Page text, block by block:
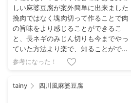
しい麻婆豆腐が案外簡単に出来ました
挽肉ではなく塊肉切って作ることで肉
の旨味をより感じることができるこ
と、長ネギのみじん切りも今までやっ
ていた方法より楽で、知ることができ
てよかったです
参考になった！
tainy 四川風麻婆豆腐